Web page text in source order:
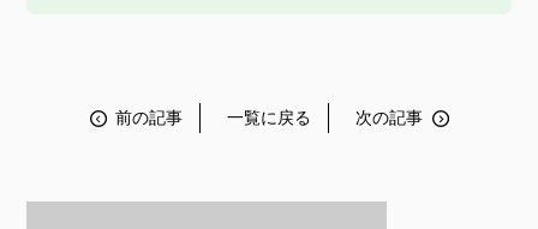
前の記事 一覧に戻る 次の記事